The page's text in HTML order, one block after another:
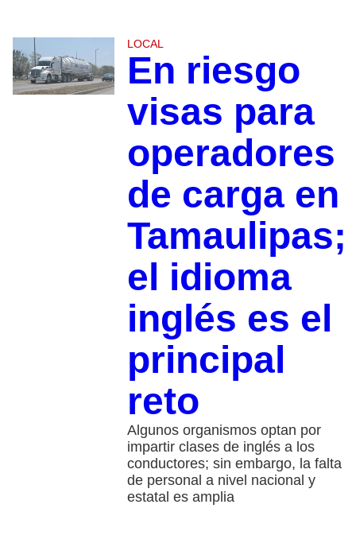
LOCAL
En riesgo
visas para
operadores
de carga en
Tamaulipas;
el idioma
inglés es el
principal
reto
Algunos organismos optan por
impartir clases de inglés a los
conductores; sin embargo, la falta
de personal a nivel nacional y
estatal es amplia